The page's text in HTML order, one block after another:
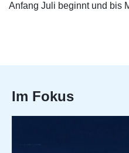
Anfang Juli beginnt und bis
Im Fokus